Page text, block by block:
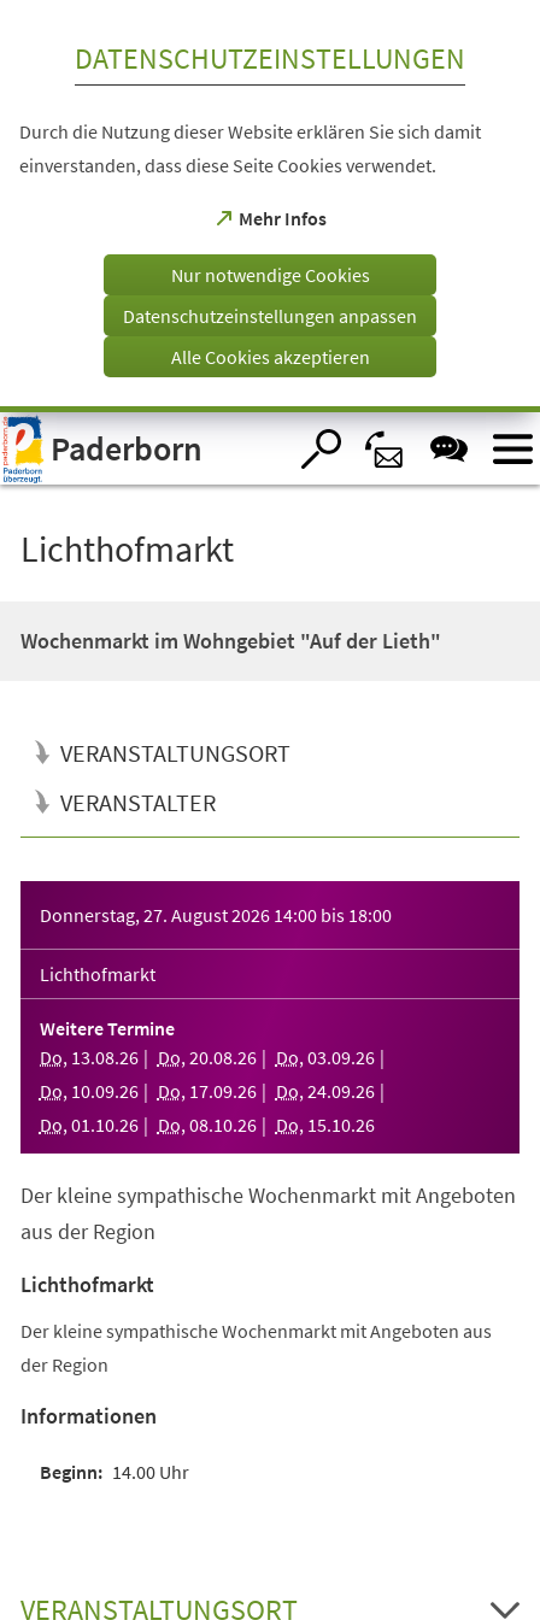
Visuelle
Assistenzsoftware
öffnen.
DATENSCHUTZEINSTELLUNGEN
Durch die Nutzung dieser Website erklären Sie sich damit
einverstanden, dass diese Seite Cookies verwendet.
Mehr Infos
(Öffnet
einem
Tab)
Nur notwendige Cookies
Datenschutzeinstellungen anpassen
Alle Cookies akzeptieren
Paderborn
Lichthofmarkt
Wochenmarkt im Wohngebiet "Auf der Lieth"
VERANSTALTUNGSORT
VERANSTALTER
Donnerstag, 27. August 2026 14:00 bis 18:00
Lichthofmarkt
Weitere Termine
Do, 13.08.26 Do, 20.08.26 Do, 03.09.26
Do, 10.09.26 Do, 17.09.26 Do, 24.09.26
Do, 01 .10.26 Do, 08.10.26 Do, 15.10.26
Der kleine sympathische Wochenmarkt mit Angeboten
aus der Region
Lichthofmarkt
Der kleine sympathische Wochenmarkt mit Angeboten aus
der Region
Informationen
14.00 Uhr
VERANSTALTUNGSORT